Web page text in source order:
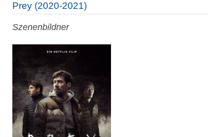
Prey (2020-2021)
Szenenbildner